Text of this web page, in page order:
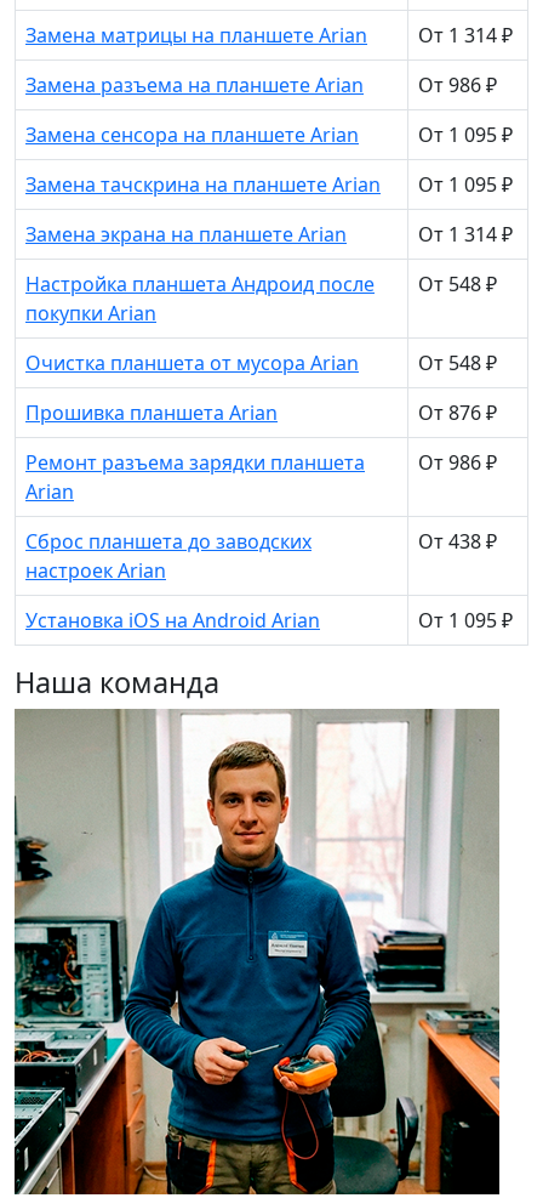
Замена матрицы на планшете Arian
От 1 314 ₽
Замена разъема на планшете Arian
От 986 ₽
Замена сенсора на планшете Arian
От 1 095 ₽
Замена тачскрина на планшете Arian
От 1 095 ₽
Замена экрана на планшете Arian
От 1 314 ₽
Настройка планшета Андроид после
покупки Arian
От 548 ₽
Очистка планшета от мусора Arian
От 548 ₽
Прошивка планшета Arian
От 876 ₽
Ремонт разъема зарядки планшета
Arian
От 986 ₽
Сброс планшета до заводских
настроек Arian
От 438 ₽
Установка iOS на Android Arian От 1 095 ₽
Наша команда